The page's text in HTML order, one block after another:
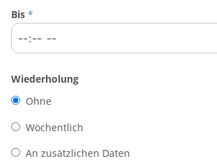
Bis *
Wiederholung
Ohne
Wöchentlich
An zusätzlichen Daten